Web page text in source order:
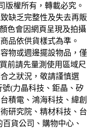
權所有，轉載必究。
缺乏完整性及失去再販
色會因網頁呈現及拍攝
品依供貨樣式為準。
物或週邊擺設物品，僅
前請先量測使用區域尺
之狀況，敬請謹慎選
(力晶科技、鉅晶、矽
積電、鴻海科技、緯創
研究院、精材科技、台
貨公司、購物中心、